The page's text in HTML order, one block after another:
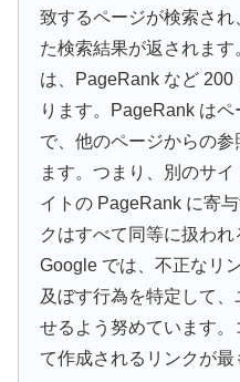
致するページが検索さ
た検索結果が返されま
は、PageRank など 200
ります。PageRank は
で、他のページからの
ます。つまり、別のサ
イトの PageRank に寄
クはすべて同等に扱われ
Google では、不正なリ
及ぼす行為を特定して
せるよう努めています
て作成されるリンクが最